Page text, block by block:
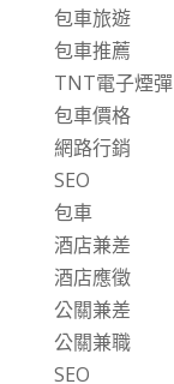
包車旅遊
包車推薦
TNT電子煙彈
包車價格
網路行銷
SEO
包車
酒店兼差
酒店應徵
公關兼差
公關兼職
SEO